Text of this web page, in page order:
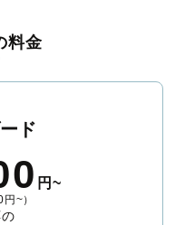
料金
ド
円~
~）